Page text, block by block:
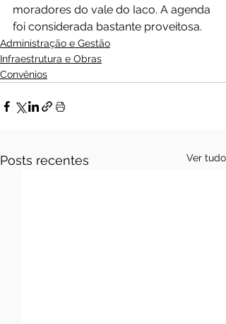
moradores do vale do Iaco. A agenda
foi considerada bastante proveitosa.
Administração e Gestão
Infraestrutura e Obras
Convênios
Posts recentes Ver tudo